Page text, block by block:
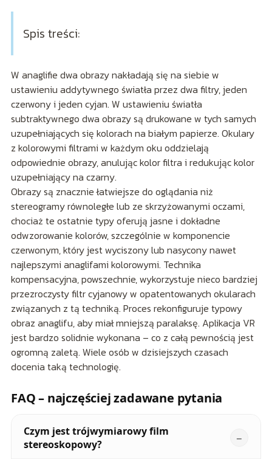
Spis treści:
W anaglifie dwa obrazy nakładają się na siebie w
ustawieniu addytywnego światła przez dwa filtry, jeden
czerwony i jeden cyjan. W ustawieniu światła
subtraktywnego dwa obrazy są drukowane w tych samych
uzupełniających się kolorach na białym papierze. Okulary
z kolorowymi filtrami w każdym oku oddzielają
odpowiednie obrazy, anulując kolor filtra i redukując kolor
uzupełniający na czarny.
Obrazy są znacznie łatwiejsze do oglądania niż
stereogramy równoległe lub ze skrzyżowanymi oczami,
chociaż te ostatnie typy oferują jasne i dokładne
odwzorowanie kolorów, szczególnie w komponencie
czerwonym, który jest wyciszony lub nasycony nawet
najlepszymi anaglifami kolorowymi. Technika
kompensacyjna, powszechnie, wykorzystuje nieco bardziej
przezroczysty filtr cyjanowy w opatentowanych okularach
związanych z tą techniką. Proces rekonfiguruje typowy
obraz anaglifu, aby miał mniejszą paralaksę. Aplikacja VR
jest bardzo solidnie wykonana – co z całą pewnością jest
ogromną zaletą. Wiele osób w dzisiejszych czasach
docenia taką technologię.
FAQ – najczęściej zadawane pytania
Czym jest trójwymiarowy film
stereoskopowy?